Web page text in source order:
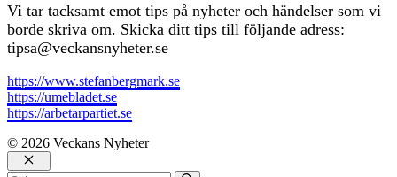
Vi tar tacksamt emot tips på nyheter och händelser som vi
borde skriva om. Skicka ditt tips till följande adress:
tipsa@veckansnyheter.se
https://www.stefanbergmark.se
https://umebladet.se
https://arbetarpartiet.se
© 2026 Veckans Nyheter
Stäng